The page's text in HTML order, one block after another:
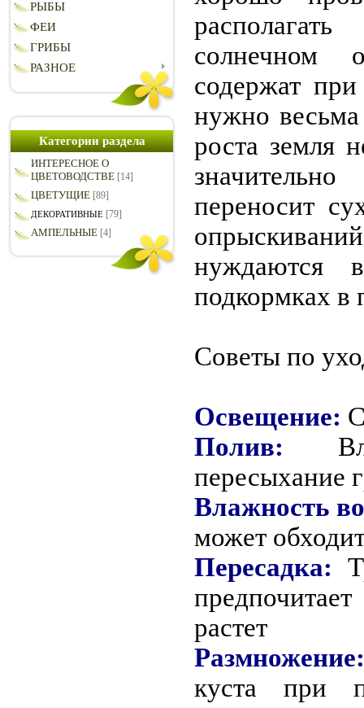
РЫБЫ
ФЕИ
ГРИБЫ
РАЗНОЕ
Категории раздела
ИНТЕРЕСНОЕ О
ЦВЕТОВОДСТВЕ [14]
ЦВЕТУЩИЕ [89]
ДЕКОРАТИВНЫЕ [79]
АМПЕЛЬНЫЕ [4]
солнечном
содержат
нужно
роста земля
переносит
нуждаются
подкормках в
Советы по
Освещение:
Полив:
пересыхание
Влажность
может
Пересадка:
растет
Размножение:
куста при